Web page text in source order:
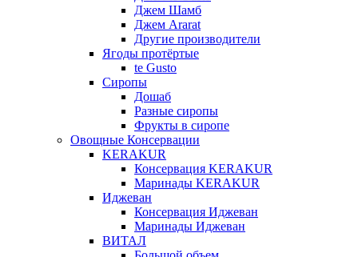
Джем Шамб
Джем Ararat
Другие производители
Ягоды протёртые
te Gusto
Сиропы
Дошаб
Разные сиропы
Фрукты в сиропе
Овощные Консервации
KERAKUR
Консервация KERAKUR
Маринады KERAKUR
Иджеван
Консервация Иджеван
Маринады Иджеван
ВИТАЛ